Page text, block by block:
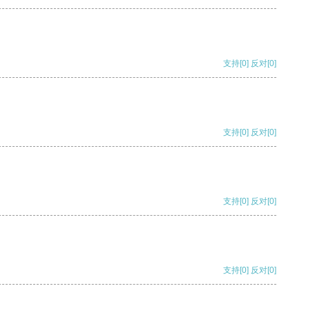
支持[0] 反对[0]
支持[0] 反对[0]
支持[0] 反对[0]
支持[0] 反对[0]